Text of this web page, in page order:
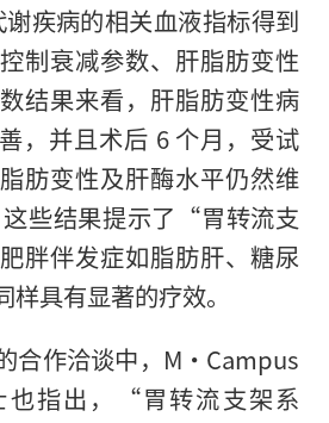
疾病的相关血液指标得到
制衰减参数、肝脂肪变性
结果来看，肝脂肪变性病
，并且术后 6 个月，受试
肪变性及肝酶水平仍然维
些结果提示了“胃转流支
胖伴发症如脂肪肝、糖尿
样具有显著的疗效。
合作洽谈中，M·Campus
也指出，“胃转流支架系